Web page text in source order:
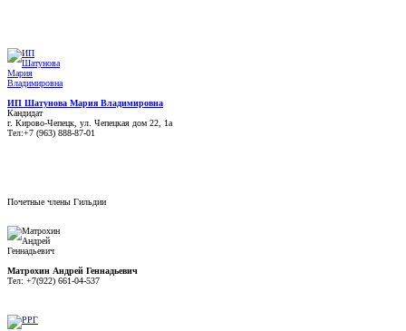
ИП Шатунова Мария Владимировна
Кандидат
г. Кирово-Чепецк, ул. Чепецкая дом 22, 1а
Тел:+7 (963) 888-87-01
Почетные члены Гильдии
Матрохин Андрей Геннадьевич
Тел: +7(922) 661-04-537